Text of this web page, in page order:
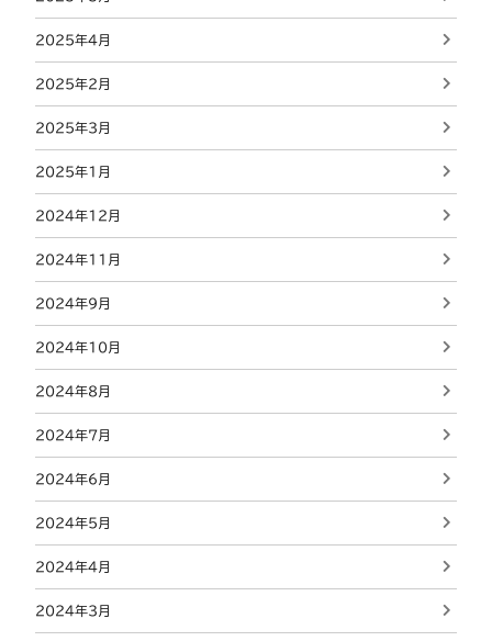
2025年4月
2025年2月
2025年3月
2025年1月
2024年12月
2024年11月
2024年9月
2024年10月
2024年8月
2024年7月
2024年6月
2024年5月
2024年4月
2024年3月